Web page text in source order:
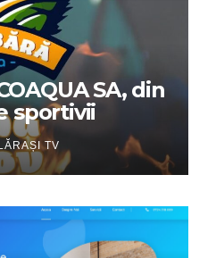
SA, din
sportivii
„Prima
TV